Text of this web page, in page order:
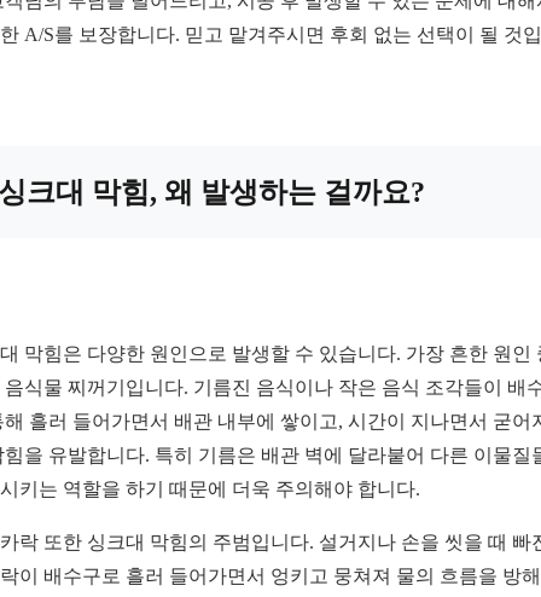
A/S를 보장합니다. 믿고 맡겨주시면 후회 없는 선택이 될 것
크대 막힘, 왜 발생하는 걸까요?
막힘은 다양한 원인으로 발생할 수 있습니다. 가장 흔한 원인
음식물 찌꺼기입니다. 기름진 음식이나 작은 음식 조각들이 배
해 흘러 들어가면서 배관 내부에 쌓이고, 시간이 지나면서 굳어
힘을 유발합니다. 특히 기름은 배관 벽에 달라붙어 다른 이물질
키는 역할을 하기 때문에 더욱 주의해야 합니다.
락 또한 싱크대 막힘의 주범입니다. 설거지나 손을 씻을 때 빠
이 배수구로 흘러 들어가면서 엉키고 뭉쳐져 물의 흐름을 방